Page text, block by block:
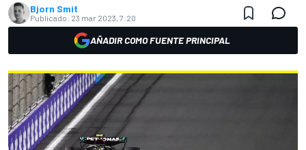
Bjorn Smit
Publicado: 23 mar 2023, 7:20
AÑADIR COMO FUENTE PRINCIPAL